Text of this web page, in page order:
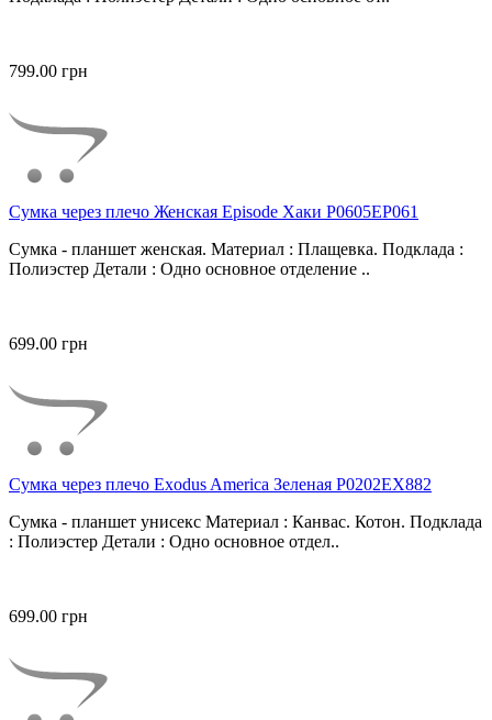
799.00 грн
Сумка через плечо Женская Episode Хаки P0605EP061
Сумка - планшет женская. Материал : Плащевка. Подклада :
Полиэстер Детали : Одно основное отделение ..
699.00 грн
Сумка через плечо Exodus America Зеленая P0202EX882
Сумка - планшет унисекс Материал : Канвас. Котон. Подклада
: Полиэстер Детали : Одно основное отдел..
699.00 грн